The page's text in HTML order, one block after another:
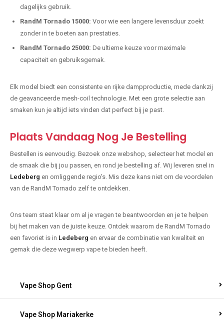
dagelijks gebruik.
RandM Tornado 15000: Voor wie een langere levensduur zoekt
zonder in te boeten aan prestaties.
RandM Tornado 25000: De ultieme keuze voor maximale
capaciteit en gebruiksgemak.
Elk model biedt een consistente en rijke dampproductie, mede dankzij
de geavanceerde mesh-coil technologie. Met een grote selectie aan
smaken kun je altijd iets vinden dat perfect bij je past.
Plaats Vandaag Nog Je Bestelling
Bestellen is eenvoudig. Bezoek onze webshop, selecteer het model en
de smaak die bij jou passen, en rond je bestelling af. Wij leveren snel in
Ledeberg en omliggende regio's. Mis deze kans niet om de voordelen
van de RandM Tornado zelf te ontdekken.
Ons team staat klaar om al je vragen te beantwoorden en je te helpen
bij het maken van de juiste keuze. Ontdek waarom de RandM Tornado
een favoriet is in Ledeberg en ervaar de combinatie van kwaliteit en
gemak die deze wegwerp vape te bieden heeft.
Vape Shop Gent
Vape Shop Mariakerke